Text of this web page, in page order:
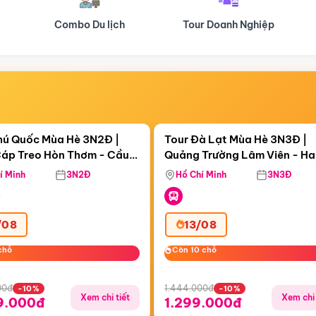
Tour Doanh Nghiệp Du lịch Hành Hương
12:06:34
Treo Hòn Thơm
Quốc Mùa Hè 3N2Đ |
Treo Hòn Thơm - Cầu
Viên Nước Aquatopia
Minh 3N2Đ
-10%
Xem chi tiết
Còn05 ngày 12:06:34
Tour Đà Lạt Mùa Hè 3N3Đ |
Quảng Trường Lâm Viên -
Hill - Puppy Farm
Hồ Chí Minh 3N3Đ
13/08
Còn 10 chỗ
Còn 10 chỗ
1.444.000đ -10%
1.299.000đ Xem